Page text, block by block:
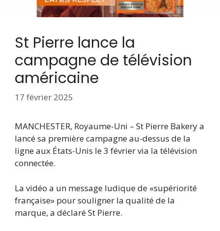
St Pierre lance la
campagne de télévision
américaine
17 février 2025
MANCHESTER, Royaume-Uni – St Pierre Bakery a
lancé sa première campagne au-dessus de la
ligne aux États-Unis le 3 février via la télévision
connectée.
La vidéo a un message ludique de «supériorité
française» pour souligner la qualité de la
marque, a déclaré St Pierre.